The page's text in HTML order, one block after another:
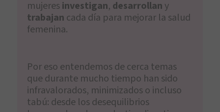
mujeresinvestigan, desarrollan y
trabajan cada día para mejorar la salud
femenina.
Por eso entendemos de cerca temas
que durante mucho tiempo han sido
infravalorados, minimizados o incluso
tabú: desde los desequilibrios